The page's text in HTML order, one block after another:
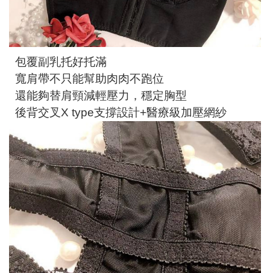
包覆副乳托好托滿
寬肩帶不只能幫助肉肉不跑位
還能夠替肩頸減輕壓力，穩定胸型
後背交叉X type支撐設計+醫療級加壓網紗